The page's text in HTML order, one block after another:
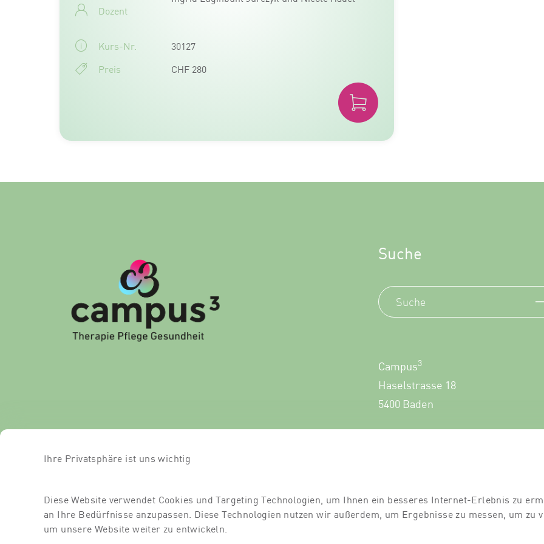
Ihre Privatsphäre ist uns wichtig
Diese Website verwendet Cookies und Targeting Technologien, um Ihnen ein besseres Internet-Erlebnis zu
an Ihre Bedürfnisse anzupassen. Diese Technologien nutzen wir außerdem, um Ergebnisse zu messen, um
um unsere Website weiter zu entwickeln.
Dozent
Kurs-Nr.
30127
Preis
CHF 280
Suche
Campus3
Haselstrasse 18
5400 Baden
+41 56 552 60 00